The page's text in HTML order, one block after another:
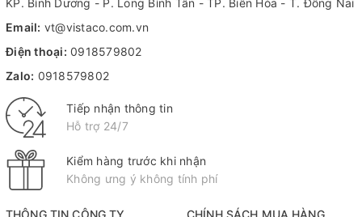
THÔNG TIN CÔNG TY CHÍNH SÁCH MUA HÀNG
Email: vt@vistaco.com.vn
Điện thoại: 0918579802
Zalo: 0918579802
Tiếp nhận thông tin
Hỗ trợ 24/7
Kiểm hàng trước khi nhận
Không ưng ý không tính phí